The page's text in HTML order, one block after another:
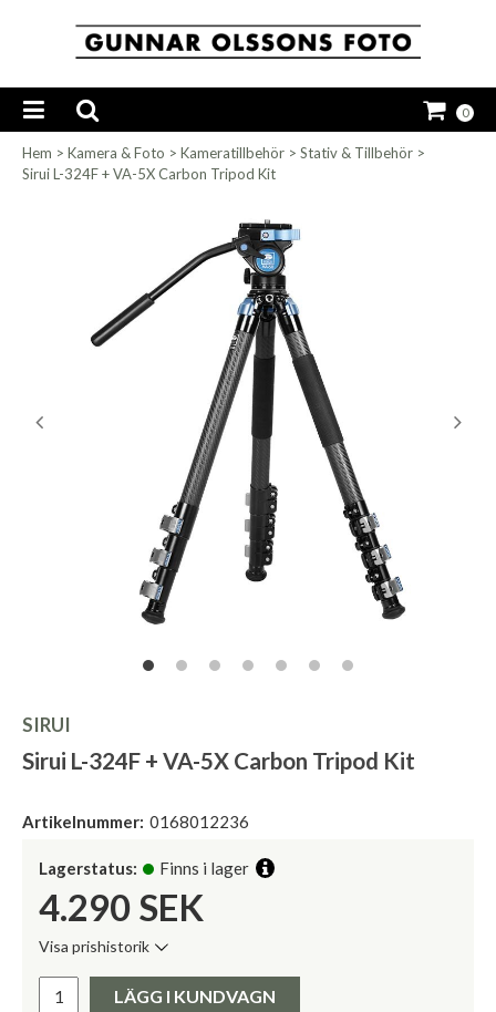
0
Hem > Kamera & Foto > Kameratillbehör > Stativ & Tillbehör >
Sirui L-324F + VA-5X Carbon Tripod Kit
SIRUI
Sirui L-324F + VA-5X Carbon Tripod Kit
Artikelnummer: 0168012236
Lagerstatus: Finns i lager
4.290 SEK
Visa prishistorik
Pris:
LÄGG I KUNDVAGN